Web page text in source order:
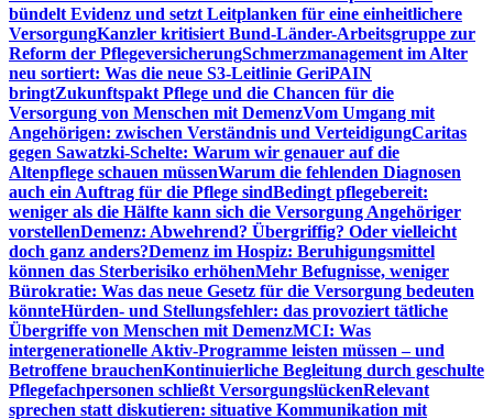
bündelt Evidenz und setzt Leitplanken für eine einheitlichere
VersorgungKanzler kritisiert Bund-Länder-Arbeitsgruppe zur
Reform der PflegeversicherungSchmerzmanagement im Alter
neu sortiert: Was die neue S3-Leitlinie GeriPAIN
bringtZukunftspakt Pflege und die Chancen für die
Versorgung von Menschen mit DemenzVom Umgang mit
Angehörigen: zwischen Verständnis und VerteidigungCaritas
gegen Sawatzki-Schelte: Warum wir genauer auf die
Altenpflege schauen müssenWarum die fehlenden Diagnosen
auch ein Auftrag für die Pflege sindBedingt pflegebereit:
weniger als die Hälfte kann sich die Versorgung Angehöriger
vorstellenDemenz: Abwehrend? Übergriffig? Oder vielleicht
doch ganz anders?Demenz im Hospiz: Beruhigungsmittel
können das Sterberisiko erhöhenMehr Befugnisse, weniger
Bürokratie: Was das neue Gesetz für die Versorgung bedeuten
könnteHürden- und Stellungsfehler: das provoziert tätliche
Übergriffe von Menschen mit DemenzMCI: Was
intergenerationelle Aktiv-Programme leisten müssen – und
Betroffene brauchenKontinuierliche Begleitung durch geschulte
Pflegefachpersonen schließt VersorgungslückenRelevant
sprechen statt diskutieren: situative Kommunikation mit